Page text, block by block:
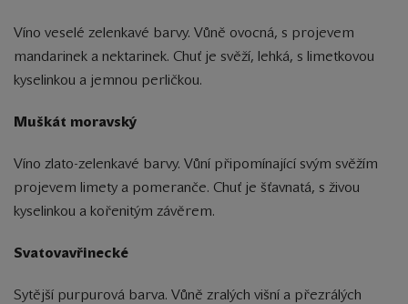
Víno veselé zelenkavé barvy. Vůně ovocná, s projevem
mandarinek a nektarinek. Chuť je svěží, lehká, s limetkovou
kyselinkou a jemnou perličkou.
Muškát moravský
Víno zlato-zelenkavé barvy. Vůní připomínající svým svěžím
projevem limety a pomeranče. Chuť je šťavnatá, s živou
kyselinkou a kořenitým závěrem.
Svatovavřinecké
Sytější purpurová barva. Vůně zralých višní a přezrálých